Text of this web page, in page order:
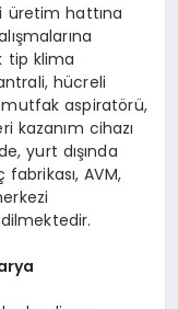
üretim hattına
tip klima
hücreli
aspiratörü,
kazanım cihazı
yurt dışında
AVM,